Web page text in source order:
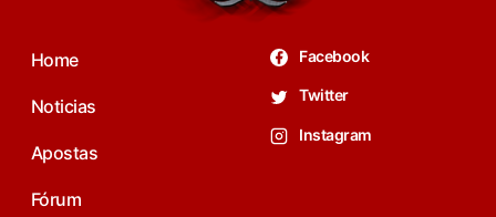
Home
Noticias
Apostas
Fórum
Facebook
Twitter
Instagram